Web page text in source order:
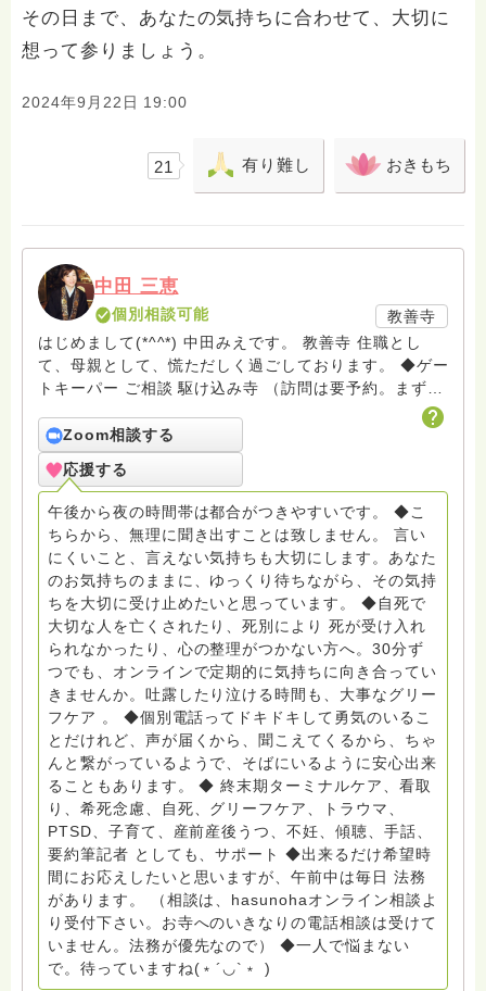
その日まで、あなたの気持ちに合わせて、大切に
想って参りましょう。
2024年9月22日 19:00
21 有り難し おきもち
中田 三恵
個別相談可能
教善寺
はじめまして(*^^*) 中田みえです。 教善寺 住職とし
て、母親として、慌ただしく過ごしております。 ◆ゲー
トキーパー ご相談 駆け込み寺 （訪問は要予約。まずは
ターミナルケア、看取り、グリーフケア、希死念慮、自
死、産前産後うつ、育児、DV、デートDV、トラウマ、
PTSD、傾聴トレーナー、手話、要約筆記、行政相談
員、女性支援員、小学校 中学校支援員としても、ケア
サポートをしています。 ◆一般社団法人『グリーフケア
ともしび』理事長 【ともしび遺族会】運営 毎月 第１
金・昼夜2回開催（大阪駅前第3ビル） 14：00〜，18：
00〜 お問い合わせ申込⬇️こちらから
griefcare.tomoshibi@icloud.com ＊この活動は皆さま
のご支援により支えられております。ご協力をよろしく
お願いします。 ゆうちょ銀行 口座番号 普通408-
6452769 一般社団法人グリーフケアともしび ◆『ビハ
ーラサロン おしゃべりカフェひだまり』 ビハーラ和歌
山代表 居場所運営 問い合わせ申込⬇️こちらから
griefcare.tomoshibi@icloud.com ◆GEはしもとサピュ
イエ 所属 （Gender Equity 誰もが自分らしく生きるこ
とができる社会をめざして）DV・女性支援 ◆認定NPO
京都自死自殺相談センターSotto 元グリーフサポート委
員長（2018〜2024） ◆保育士.幼稚園教諭.小学校教諭.
レクリエーションインストラクター.中学校DV授業 10年
間 保育 教育の現場で 総主任として勤めた経験も生かし
つつ、お話できることがあれば 幸いです。 いつも あな
たとともに。南無阿弥陀仏 ここでは、宗旨を問いませ
ん。 まずは、ひとりで抱え込まないで。 来寺お問い合
わせは⬇️こちらから miehimeyo@gmail.com ※時間を割
Zoom相談する
応援する
午後から夜の時間帯は都合がつきやすいです。 ◆こ
ちらから、無理に聞き出すことは致しません。 言い
にくいこと、言えない気持ちも大切にします。あなた
のお気持ちのままに、ゆっくり待ちながら、その気持
ちを大切に受け止めたいと思っています。 ◆自死で
大切な人を亡くされたり、死別により 死が受け入れ
られなかったり、心の整理がつかない方へ。30分ず
つでも、オンラインで定期的に気持ちに向き合ってい
きませんか。吐露したり泣ける時間も、大事なグリー
フケア 。 ◆個別電話ってドキドキして勇気のいるこ
とだけれど、声が届くから、聞こえてくるから、ちゃ
んと繋がっているようで、そばにいるように安心出来
ることもあります。 ◆ 終末期ターミナルケア、看取
り、希死念慮、自死、グリーフケア、トラウマ、
PTSD、子育て、産前産後うつ、不妊、傾聴、手話、
要約筆記者 としても、サポート ◆出来るだけ希望時
間にお応えしたいと思いますが、午前中は毎日 法務
があります。 （相談は、hasunohaオンライン相談よ
り受付下さい。お寺へのいきなりの電話相談は受けて
いません。法務が優先なので） ◆一人で悩まない
で。待っていますね(﹡´◡`﹡ )